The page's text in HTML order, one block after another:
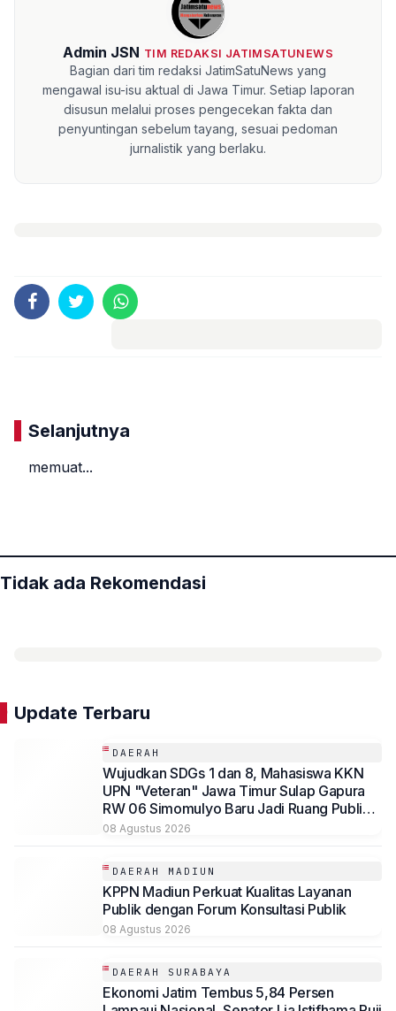
Admin JSN TIM REDAKSI JATIMSATUNEWS
Bagian dari tim redaksi JatimSatuNews yang
mengawal isu-isu aktual di Jawa Timur. Setiap laporan
disusun melalui proses pengecekan fakta dan
penyuntingan sebelum tayang, sesuai pedoman
jurnalistik yang berlaku.
Selanjutnya
memuat...
Tidak ada Rekomendasi
Update Terbaru
DAERAH
Wujudkan SDGs 1 dan 8, Mahasiswa KKN
UPN "Veteran" Jawa Timur Sulap Gapura
RW 06 Simomulyo Baru Jadi Ruang Publik
Bernilai Ekonomi
08 Agustus 2026
DAERAH MADIUN
KPPN Madiun Perkuat Kualitas Layanan
Publik dengan Forum Konsultasi Publik
08 Agustus 2026
DAERAH SURABAYA
Ekonomi Jatim Tembus 5,84 Persen